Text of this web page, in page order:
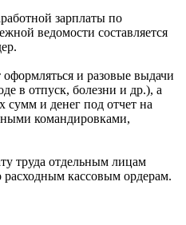
зарплаты по
ведомости составляется
и разовые выдачи
в отпуск, болезни и др.), а
сумм и денег под отчет на
командировками,
труда отдельным лицам
расходным кассовым ордерам.